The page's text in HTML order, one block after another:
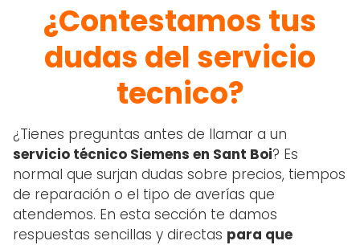
¿Contestamos tus
dudas del servicio
tecnico?
¿Tienes preguntas antes de llamar a un
servicio técnico Siemens en Sant Boi? Es
normal que surjan dudas sobre precios, tiempos
de reparación o el tipo de averías que
atendemos. En esta sección te damos
respuestas sencillas y directas para que